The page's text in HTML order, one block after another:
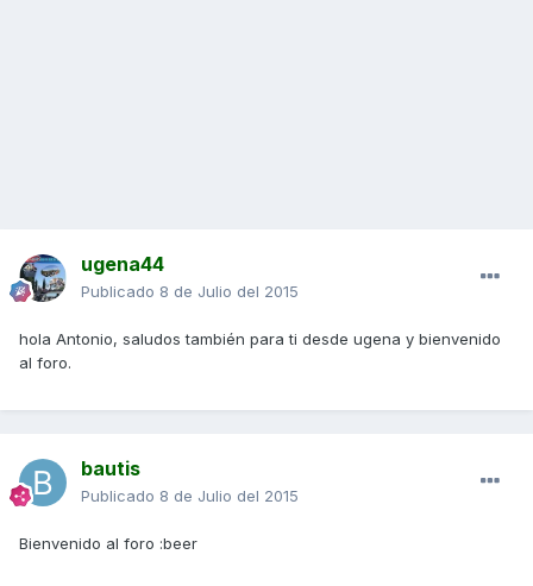
ugena44
Publicado 8 de Julio del 2015
hola Antonio, saludos también para ti desde ugena y bienvenido
al foro.
bautis
Publicado 8 de Julio del 2015
Bienvenido al foro :beer